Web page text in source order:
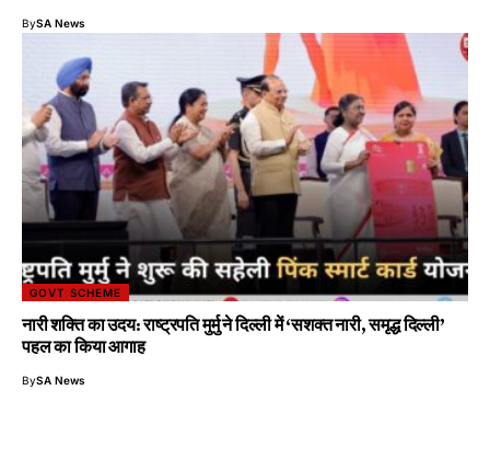
BySA News
GOVT SCHEME
नारी शक्ति का उदय: राष्ट्रपति मुर्मु ने दिल्ली में ‘सशक्त नारी, समृद्ध दिल्ली’
पहल का किया आगाह
BySA News